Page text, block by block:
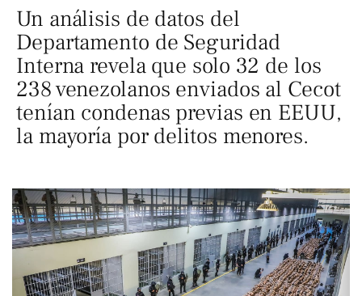
Un análisis de datos del
Departamento de Seguridad
Interna revela que solo 32 de los
238 venezolanos enviados al Cecot
tenían condenas previas en EEUU,
la mayoría por delitos menores.